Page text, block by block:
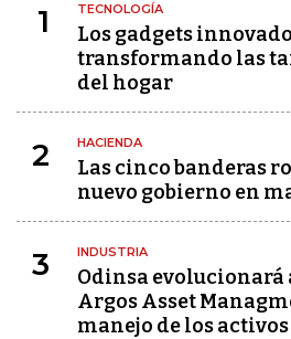
1 TECNOLOGÍA
Los gadgets
transformando las
del hogar
2 HACIENDA
Las cinco banderas
nuevo gobierno en
3 INDUSTRIA
Odinsa evolucionará
Argos Asset
manejo de los activos